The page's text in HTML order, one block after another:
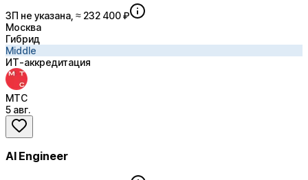
ЗП не указана, ≈ 232 400 ₽
Москва
Гибрид
Middle
ИТ-аккредитация
МТС
5 авг.
AI Engineer